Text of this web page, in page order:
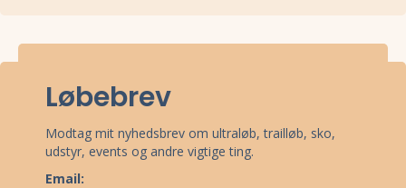
Løbebrev
Modtag mit nyhedsbrev om ultraløb, trailløb, sko,
udstyr, events og andre vigtige ting.
Email: